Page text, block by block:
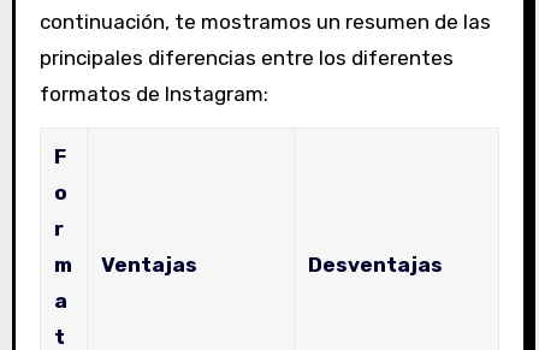
continuación, te mostramos un resumen de las
principales diferencias entre los diferentes
formatos de Instagram:
F
o
r
m
a
t
Ventajas Desventajas